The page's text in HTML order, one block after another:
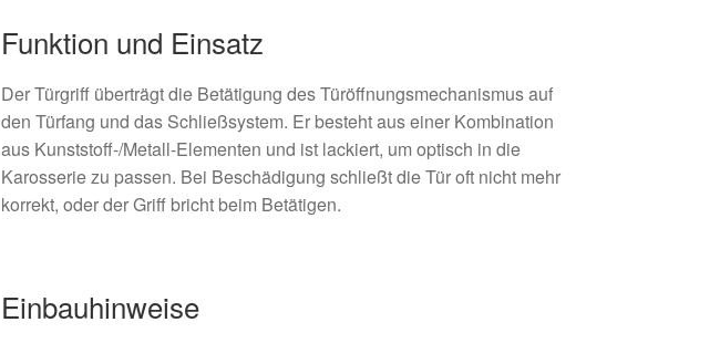
Funktion und Einsatz
Der Türgriff überträgt die Betätigung des Türöffnungsmechanismus auf
den Türfang und das Schließsystem. Er besteht aus einer Kombination
aus Kunststoff-/Metall-Elementen und ist lackiert, um optisch in die
Karosserie zu passen. Bei Beschädigung schließt die Tür oft nicht mehr
korrekt, oder der Griff bricht beim Betätigen.
Einbauhinweise